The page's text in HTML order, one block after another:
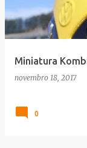
a
g
Miniatura
novembro 18, 2017
0